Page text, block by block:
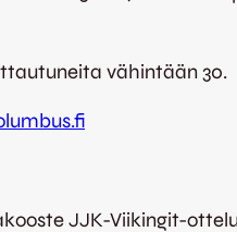
vähintään 30.
JJK-Viikingit-